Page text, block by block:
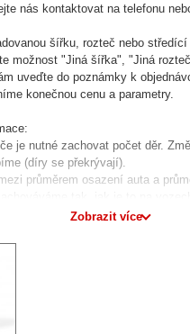
nás kontaktovat na telefonu
šířku, rozteč nebo
možnost "Jiná šířka", "Jiná
uveďte do poznámky k
konečnou cenu a parametry.
je nutné zachovat počet děr.
(díry se překrývají).
průměrem osazení auta a
kulatiny.
objednávce nám uveďte typ vozu a
díry, abychom mohli před zadáním
Zobrazit více